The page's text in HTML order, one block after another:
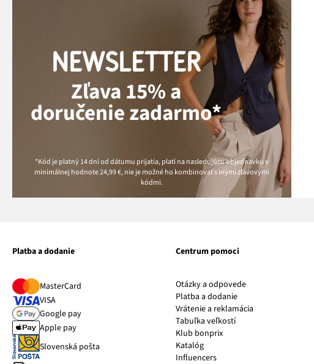
NEWSLETTER
Zľava 15% a
doručenie zadarmo*
*Kód je platný 14 dní od dátumu prijatia, platí na nasledujúcu objednávku v
minimálnej hodnote24,99 €, nie je možné ho kombinovať s inými zľavovými
kódmi.
Platba a dodanie
MasterCard
VISA
Google pay
Apple pay
Slovenská pošta
Centrum pomoci
Otázky a odpovede
Platba a dodanie
Vrátenie a reklamácia
Tabuľka veľkostí
Klub bonprix
Katalóg
Influencers